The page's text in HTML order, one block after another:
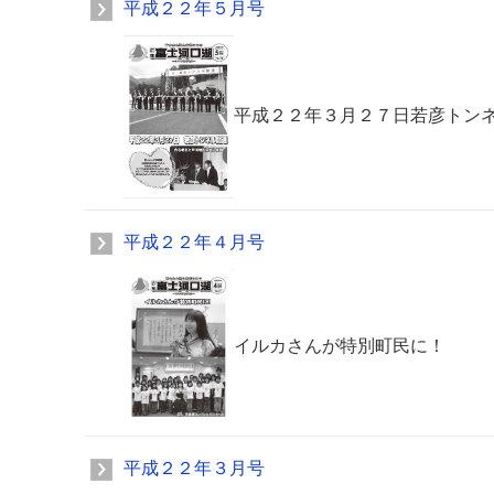
平成２２年５月号
平成２２年３月２７日若彦トン
平成２２年４月号
イルカさんが特別町民に！
平成２２年３月号